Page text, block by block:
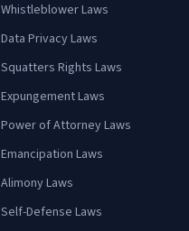
Whistleblower Laws
Data Privacy Laws
Squatters Rights Laws
Expungement Laws
Power of Attorney Laws
Emancipation Laws
Alimony Laws
Self-Defense Laws